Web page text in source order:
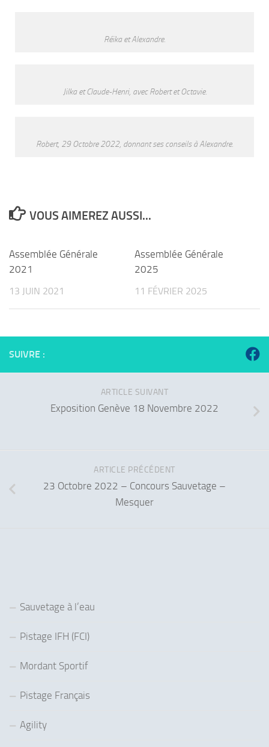
Réïka et Alexandre.
Jilka et Claude-Henri, avec Robert et Octavie.
Robert, 29 Octobre 2022, donnant ses conseils à Alexandre.
VOUS AIMEREZ AUSSI...
Assemblée Générale
2021
13 JUIN 2021
Assemblée Générale
2025
11 FÉVRIER 2025
SUIVRE :
ARTICLE SUIVANT
Exposition Genève 18 Novembre 2022
ARTICLE PRÉCÉDENT
23 Octobre 2022 – Concours Sauvetage –
Mesquer
Sauvetage à l’eau
Pistage IFH (FCI)
Mordant Sportif
Pistage Français
Agility